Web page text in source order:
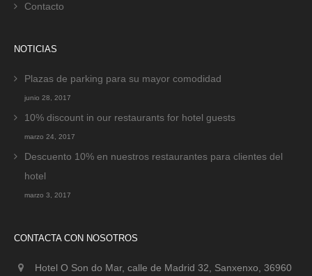
Contacto
NOTICIAS
Plazas de parking para su mayor comodidad
junio 28, 2017
10% discount in our restaurants for hotel guests
marzo 24, 2017
Descuento 10% en nuestros restaurantes para clientes del
hotel
marzo 3, 2017
CONTACTA CON NOSOTROS
Hotel O Son do Mar, calle de Madrid 32, Sanxenxo, 36960